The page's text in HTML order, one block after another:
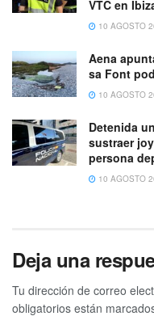
VTC en
10 AGOSTO
Aena
sa Font
10 AGOSTO
Detenida
sustraer
persona
10 AGOSTO
Deja una
Tu dirección de correo
obligatorios están